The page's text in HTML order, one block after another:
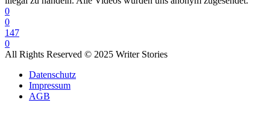
0
0
147
0
All Rights Reserved © 2025 Writer Stories
Datenschutz
Impressum
AGB